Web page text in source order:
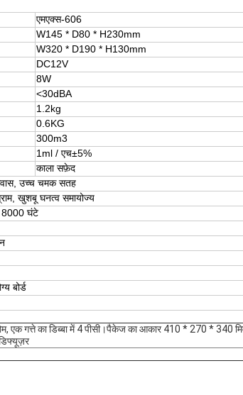
एमएक्स-606
W145 * D80 * H230mm
W320 * D190 * H130mm
DC12V
8W
<30dBA
1.2kg
0.6KG
300m3
1ml / एच±5%
काला सफ़ेद
उच्च चमक सतह
खुशबू घनत्व समायोज्य
8000 घंटे
बोर्ड
एक गत्ते का डिब्बा में 4 पीसी।पैकेज का आकार 410 * 270 * 340